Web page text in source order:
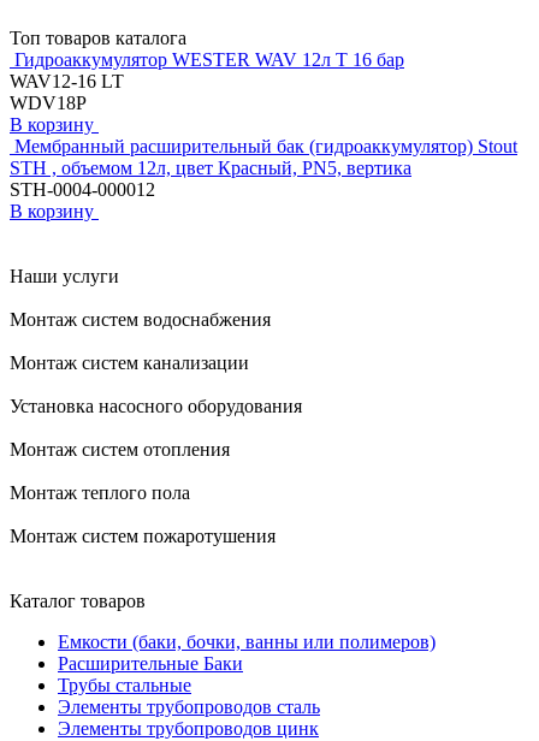
Топ товаров каталога
Гидроаккумулятор WESTER WAV 12л T 16 бар
WAV12-16 LT
WDV18P
В корзину
Мембранный расширительный бак (гидроаккумулятор) Stout
STH , объемом 12л, цвет Красный, PN5, вертика
STH-0004-000012
В корзину
Наши услуги
Монтаж систем водоснабжения
Монтаж систем канализации
Установка насосного оборудования
Монтаж систем отопления
Монтаж теплого пола
Монтаж систем пожаротушения
Каталог товаров
Емкости (баки, бочки, ванны или полимеров)
Расширительные Баки
Трубы стальные
Элементы трубопроводов сталь
Элементы трубопроводов цинк